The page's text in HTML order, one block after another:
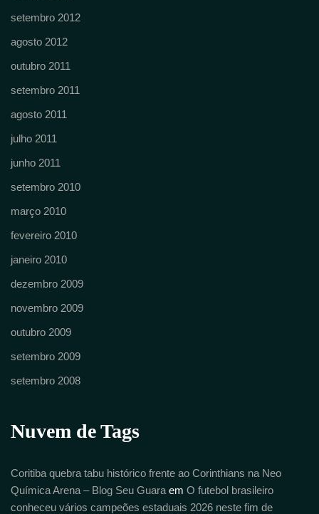
setembro 2012
agosto 2012
outubro 2011
setembro 2011
agosto 2011
julho 2011
junho 2011
setembro 2010
março 2010
fevereiro 2010
janeiro 2010
dezembro 2009
novembro 2009
outubro 2009
setembro 2009
setembro 2008
Nuvem de Tags
Coritiba quebra tabu histórico frente ao Corinthians na Neo
Química Arena – Blog Seu Guara em O futebol brasileiro
conheceu vários campeões estaduais 2026 neste fim de